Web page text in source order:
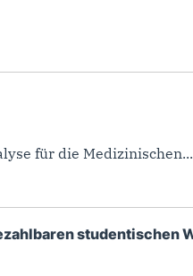
für die Medizinischen...
studentischen